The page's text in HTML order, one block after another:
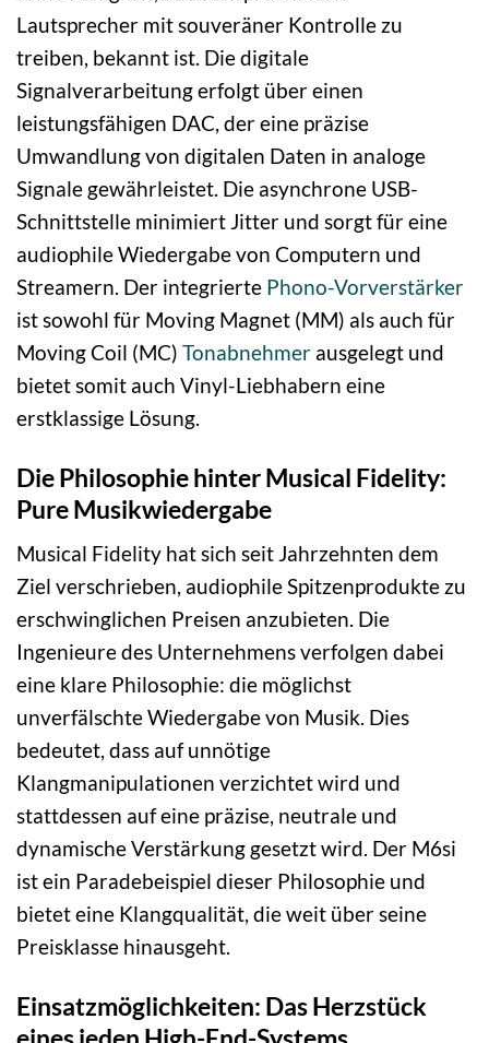
Lautsprecher mit souveräner Kontrolle zu
treiben, bekannt ist. Die digitale
Signalverarbeitung erfolgt über einen
leistungsfähigen DAC, der eine präzise
Umwandlung von digitalen Daten in analoge
Signale gewährleistet. Die asynchrone USB-
Schnittstelle minimiert Jitter und sorgt für eine
audiophile Wiedergabe von Computern und
Streamern. Der integrierte Phono-Vorverstärker
ist sowohl für Moving Magnet (MM) als auch für
Moving Coil (MC) Tonabnehmer ausgelegt und
bietet somit auch Vinyl-Liebhabern eine
erstklassige Lösung.
Die Philosophie hinter Musical Fidelity:
Pure Musikwiedergabe
Musical Fidelity hat sich seit Jahrzehnten dem
Ziel verschrieben, audiophile Spitzenprodukte zu
erschwinglichen Preisen anzubieten. Die
Ingenieure des Unternehmens verfolgen dabei
eine klare Philosophie: die möglichst
unverfälschte Wiedergabe von Musik. Dies
bedeutet, dass auf unnötige
Klangmanipulationen verzichtet wird und
stattdessen auf eine präzise, neutrale und
dynamische Verstärkung gesetzt wird. Der M6si
ist ein Paradebeispiel dieser Philosophie und
bietet eine Klangqualität, die weit über seine
Preisklasse hinausgeht.
Einsatzmöglichkeiten: Das Herzstück